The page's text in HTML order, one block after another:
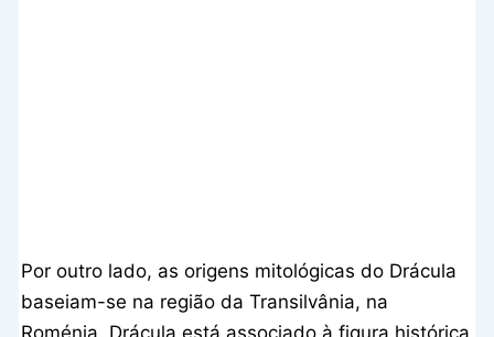
Por outro lado, as origens mitológicas do Drácula
baseiam-se na região da Transilvânia, na